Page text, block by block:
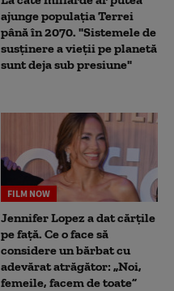
ajunge populația Terrei
până în 2070. "Sistemele de
susținere a vieții pe planetă
sunt deja sub presiune"
FILM NOW
Jennifer Lopez a dat cărțile
pe față. Ce o face să
considere un bărbat cu
adevărat atrăgător: „Noi,
femeile, facem de toate”